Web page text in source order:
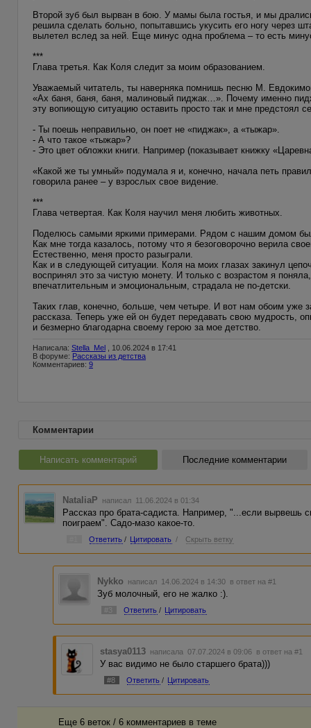
Второй зуб был вырван в бою. У мамы была гостья, и мы
решила сделать больно, попытавшись укусить его ногу через
вылетел вслед за ней. Еще минус одна проблема – то есть
***
Глава третья. Как Коля следит за моим образованием.
Уважаемый читатель, ты наверняка помнишь песню М.
«Ах баня, баня, баня, малиновый пиджак…». Почему именно
эту вопиющую ситуацию оставить просто так и мне предстоял
- Ты поешь неправильно, он поет не «пиджак», а «тыжар».
- А что такое «тыжар»?
- Это цвет обложки книги. Например (показывает книжку
«Какой же ты умный» подумала я и, конечно, начала петь
говорила ранее – у взрослых свое видение.
***
Глава четвертая. Как Коля научил меня любить животных.
Поделюсь самыми яркими примерами. Рядом с нашим домом
Как мне тогда казалось, потому что я безоговорочно верила
Естественно, меня просто разыграли.
Как и в следующей ситуации. Коля на моих глазах закинул
воспринял это за чистую монету. И только с возрастом я
впечатлительным и эмоциональным, страдала не по-детски.
Таких глав, конечно, больше, чем четыре. И вот нам обоим уже
рассказа. Теперь уже ей он будет передавать свою мудрость,
и безмерно благодарна своему герою за мое детство.
Написала: Stella_Mel , 10.06.2024 в 17:41
В форуме: Рассказы из детства
Комментариев: 9
Комментарии
Написать комментарий Последние комментарии
NataliaP написал 11.06.2024 в 01:34
Рассказ про брата-садиста. Например, "...если вырвешь
поиграем". Садо-мазо какое-то.
Ответить / Цитировать / Скрыть ветку
Nykko написал 14.06.2024 в 14:30 в ответ на #1
Зуб молочный, его не жалко :).
#3 Ответить / Цитировать
stasya0113 написала 07.07.2024 в 09:06 в ответ на #1
У вас видимо не было старшего брата)))
#8 Ответить / Цитировать
Еще 6 веток / 6 комментариев в темe